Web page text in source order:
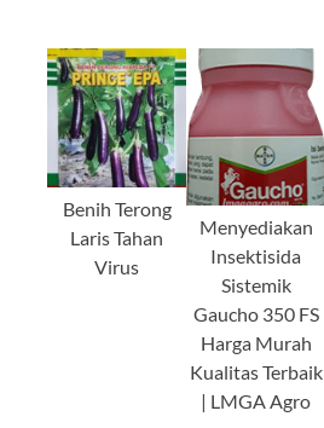
Benih Terong
Laris Tahan
Virus
Menyediakan
Insektisida
Sistemik
Gaucho 350 FS
Harga Murah
Kualitas Terbaik
| LMGA Agro